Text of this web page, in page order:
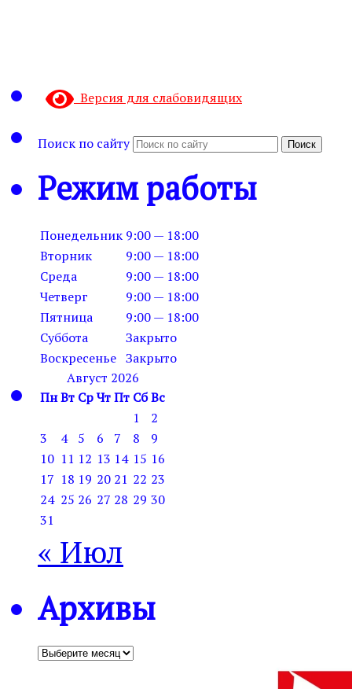
Версия для слабовидящих
Поиск по сайту Поиск
Режим работы
Понедельник 9:00 — 18:00
Вторник
9:00 — 18:00
Среда
9:00 — 18:00
Четверг
9:00 — 18:00
Пятница
9:00 — 18:00
Суббота
Закрыто
Воскресенье Закрыто
Август 2026
ПнВт СрЧтПт СбВс
1
2
3
4 5 6 7 8
9
10 11 12 13 14 15 16
17 18 19 20 21 22 23
24 25 26 27 28 29 30
31
« Июл
Архивы
Архивы